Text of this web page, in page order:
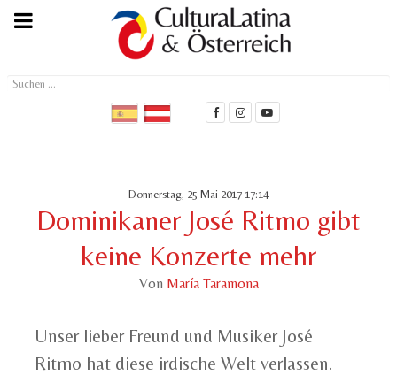
Suchen
Donnerstag, 25 Mai 2017 17:14
Dominikaner José Ritmo gibt
keine Konzerte mehr
Von María Taramona
Unser lieber Freund und Musiker José
Ritmo hat diese irdische Welt verlassen.